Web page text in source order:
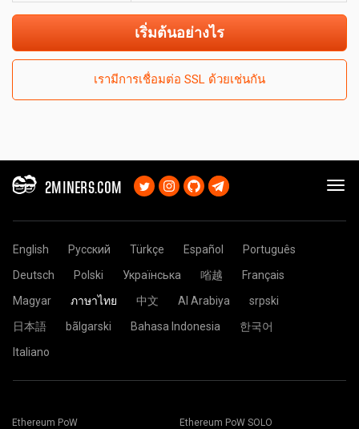
เริ่มต้นอย่างไร
เรามีการเชื่อมต่อ SSL ด้วยเช่นกัน
2MINERS.COM
English Русский Türkçe Español
Português
Deutsch
Polski Українська 㗂越
Français
Magyar
ภาษาไทย 中文 Al Arabiya
srpski
日本語
bãlgarski Bahasa Indonesia
한국어
Italiano
Ethereum PoW
Ethereum PoW SOLO